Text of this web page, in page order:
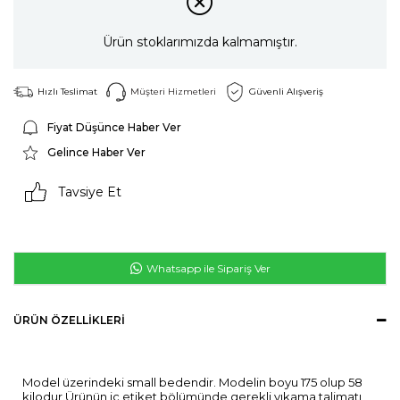
Ürün stoklarımızda kalmamıştır.
Hızlı Teslimat Müşteri Hizmetleri Güvenli Alışveriş
Fiyat Düşünce Haber Ver
Gelince Haber Ver
Tavsiye Et
Whatsapp ile Sipariş Ver
ÜRÜN ÖZELLIKLERI
Model üzerindeki small bedendir. Modelin boyu 175 olup 58
kilodur.Ürünün iç etiket bölümünde gerekli yıkama talimatı